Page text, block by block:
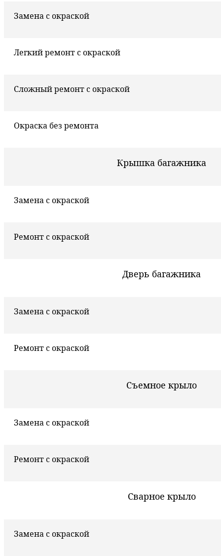
Замена с окраской
Легкий ремонт с окраской
Сложный ремонт с окраской
Окраска без ремонта
Крышка багажника
Замена с окраской
Ремонт с окраской
Дверь багажника
Замена с окраской
Ремонт с окраской
Съемное крыло
Замена с окраской
Ремонт с окраской
Сварное крыло
Замена с окраской